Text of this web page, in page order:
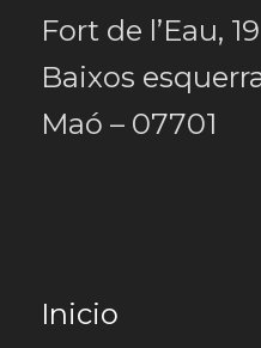
Fort de l’Eau, 19
Baixos
Maó – 07701
Inicio